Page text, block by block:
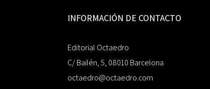
INFORMACIÓN DE CONTACTO
Editorial Octaedro
C/ Bailén, 5, 08010 Barcelona
octaedro@octaedro.com